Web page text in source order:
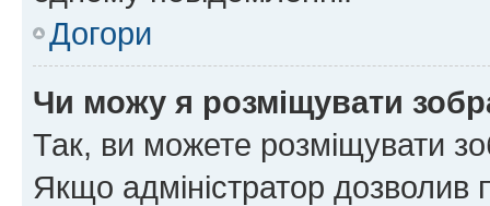
Догори
Чи можу я розміщувати
Так, ви можете розміщувати
Якщо адміністратор